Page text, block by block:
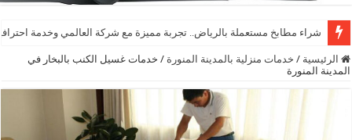
شراء مطابخ مستعملة بالرياض.. تجربة مميزة مع شركة العالمي وخدمة
الرئيسية / خدمات منزلية بالمدينة المنورة / خدمات غسيل الكنب بالبخار في
المدينة المنورة